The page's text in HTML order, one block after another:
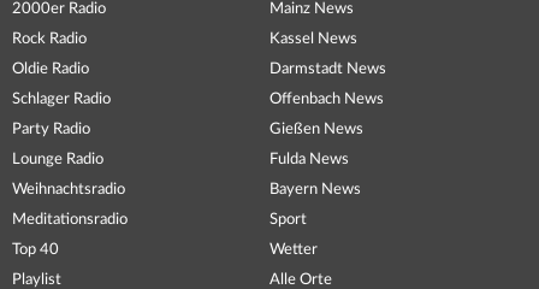
2000er Radio
Rock Radio
Oldie Radio
Schlager Radio
Party Radio
Lounge Radio
Weihnachtsradio
Meditationsradio
Top 40
Playlist
Mainz News
Kassel News
Darmstadt News
Offenbach News
Gießen News
Fulda News
Bayern News
Sport
Wetter
Alle Orte